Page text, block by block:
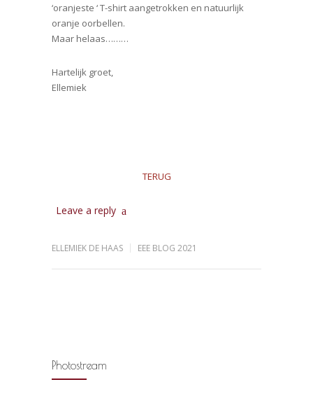
‘oranjeste ‘ T-shirt aangetrokken en natuurlijk
oranje oorbellen.
Maar helaas………
Hartelijk groet,
Ellemiek
TERUG
Leave a reply
ELLEMIEK DE HAAS EEE BLOG 2021
Photostream